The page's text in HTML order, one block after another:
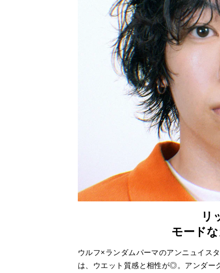
リ
モード
ウルフ×ランダムパーマのアンニュイス
は、ウエット質感と相性が◎。アンダー